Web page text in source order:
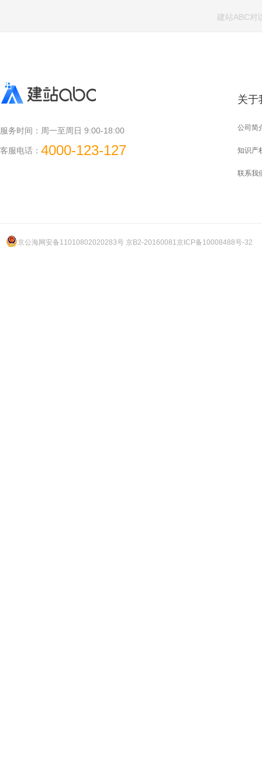
建站ABC对
服务时间： 周一至周日 9:00-18:00
客服电话： 4000-123-127
关于
公司简
知识产
联系我
京公海网安备11010802020283号 京B2-20160081京ICP备10008488号-32